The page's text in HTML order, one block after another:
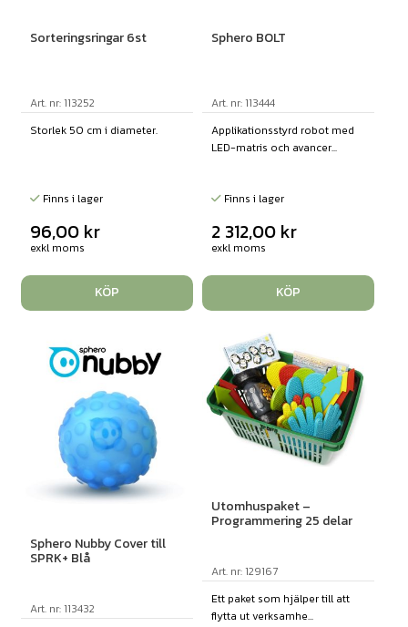
Sorteringsringar 6st
Art. nr: 113252
Storlek 50 cm i diameter.
Finns i lager
96,00 kr
exkl moms
KÖP
Sphero BOLT
Art. nr: 113444
Applikationsstyrd robot med
LED-matris och avancer...
Finns i lager
2 312,00 kr
exkl moms
KÖP
Sphero Nubby Cover till
SPRK+ Blå
Art. nr: 113432
Utomhuspaket –
Programmering 25 delar
Art. nr: 129167
Ett paket som hjälper till att
flytta ut verksamhe...